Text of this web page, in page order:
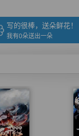
写的很棒，送朵鲜花！
我有0朵送出一朵